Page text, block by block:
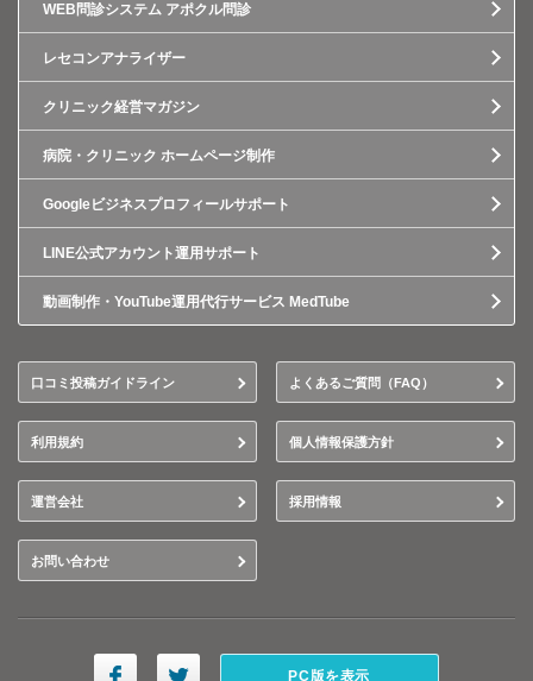
WEB問診システム アポクル問診
レセコンアナライザー
クリニック経営マガジン
病院・クリニック ホームページ制作
Googleビジネスプロフィールサポート
LINE公式アカウント運用サポート
動画制作・YouTube運用代行サービス MedTube
口コミ投稿ガイドライン よくあるご質問（FAQ）
利用規約 個人情報保護方針
運営会社 採用情報
お問い合わせ
PC版を表示